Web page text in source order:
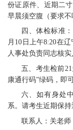
份证原件、近期二
早晨须空腹（要求不
四、体检标准
月10日上午8:20在
人事处负责同志核实
五、考生检前
康通行码”绿码，即
六、如有身处
系。请考生近期保持
联系人：关老师